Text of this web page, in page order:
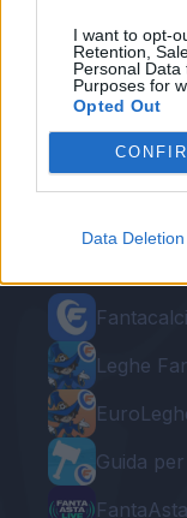
I want to opt-
Retention,
Personal
Purposes for
Opted Out
Data Deletion
Leghe
Guida